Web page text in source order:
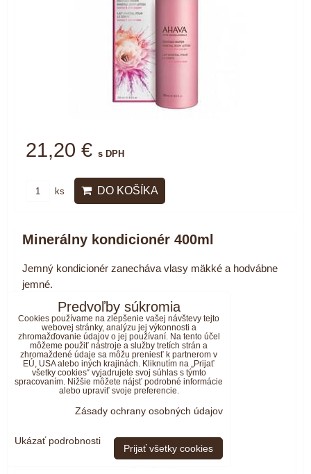
21,20 € s DPH
ks DO KOŠÍKA
Minerálny kondicionér 400ml
Jemný kondicionér zanecháva vlasy mäkké a hodvábne
jemné.
Predvoľby súkromia
Cookies používame na zlepšenie vašej návštevy tejto
webovej stránky, analýzu jej výkonnosti a
zhromažďovanie údajov o jej používaní. Na tento účel
môžeme použiť nástroje a služby tretích strán a
zhromaždené údaje sa môžu preniesť k partnerom v
EÚ, USA alebo iných krajinách. Kliknutím na „Prijať
všetky cookies“ vyjadrujete svoj súhlas s týmto
spracovaním. Nižšie môžete nájsť podrobné informácie
alebo upraviť svoje preferencie.
Zásady ochrany osobných údajov
Ukázať podrobnosti
Prijať všetky cookies